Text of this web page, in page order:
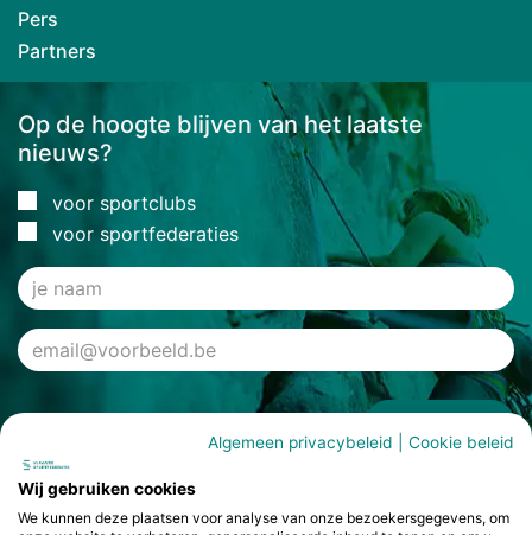
Pers
Partners
Op de hoogte blijven van het laatste
nieuws?
voor sportclubs
voor sportfederaties
Algemeen privacybeleid Cookie beleid
Wij gebruiken cookies
We kunnen deze plaatsen voor analyse van onze bezoekersgegevens, om